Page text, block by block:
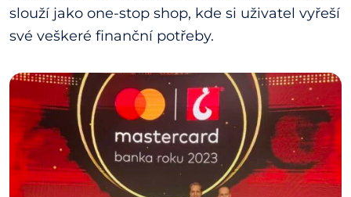
slouží jako one-stop shop, kde si uživatel vyřeší
své veškeré finanční potřeby.